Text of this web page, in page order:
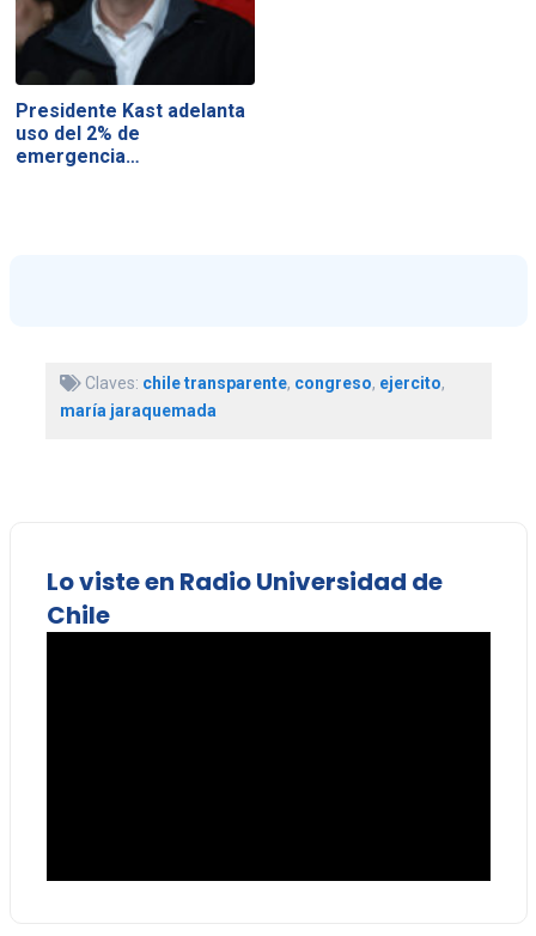
Presidente Kast adelanta
uso del 2% de
emergencia…
Claves: chile transparente, congreso, ejercito,
maría jaraquemada
Lo viste en Radio Universidad de
Chile